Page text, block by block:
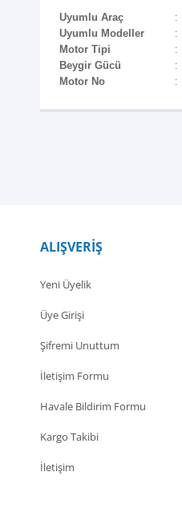
Uyumlu Araç :
Uyumlu Modeller
:
Motor Tipi :
Beygir Gücü
:
Motor No
:
ALIŞVERİŞ
Yeni Üyelik
Üye Girişi
Şifremi Unuttum
İletişim Formu
Havale Bildirim Formu
Kargo Takibi
İletişim